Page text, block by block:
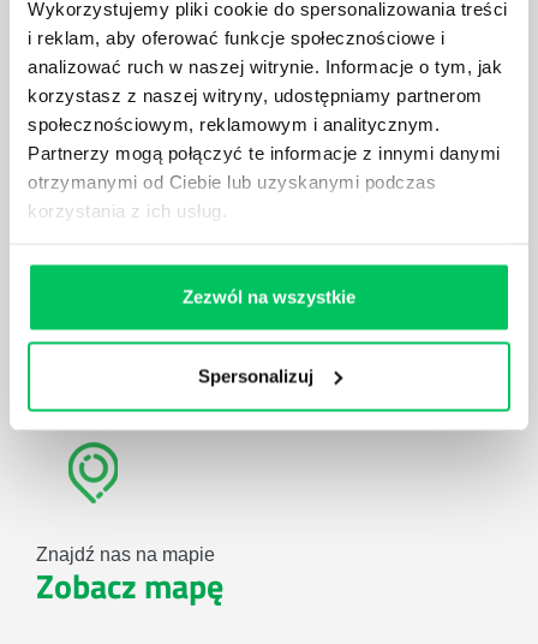
Wykorzystujemy pliki cookie do spersonalizowania treści
i reklam, aby oferować funkcje społecznościowe i
analizować ruch w naszej witrynie. Informacje o tym, jak
korzystasz z naszej witryny, udostępniamy partnerom
społecznościowym, reklamowym i analitycznym.
Partnerzy mogą połączyć te informacje z innymi danymi
otrzymanymi od Ciebie lub uzyskanymi podczas
korzystania z ich usług.
Zezwól na wszystkie
Spersonalizuj
E-mail:
biuro@projektgamma.pl
ul. Solec 38 lok. 105
00-394 Warszawa
Znajdź nas na mapie
Zobacz mapę